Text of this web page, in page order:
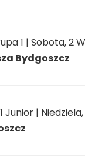
1 | Sobota, 2
Bydgoszcz
| Niedziela,